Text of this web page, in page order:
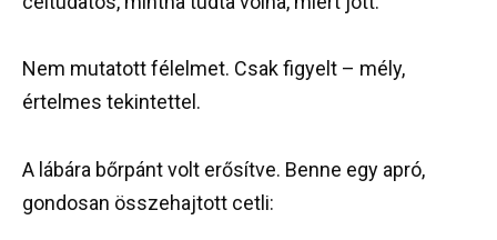
Nem mutatott félelmet. Csak figyelt – mély,
értelmes tekintettel.
A lábára bőrpánt volt erősítve. Benne egy apró,
gondosan összehajtott cetli: